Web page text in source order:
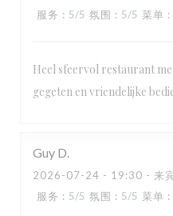
服务 : 5/5 氛围 : 5/5 菜单 :
Heel sfeervol restaurant
gegeten en vriendelijke
Guy D
2026-07-24 - 19:30 - 来
服务 : 5/5 氛围 : 5/5 菜单 :